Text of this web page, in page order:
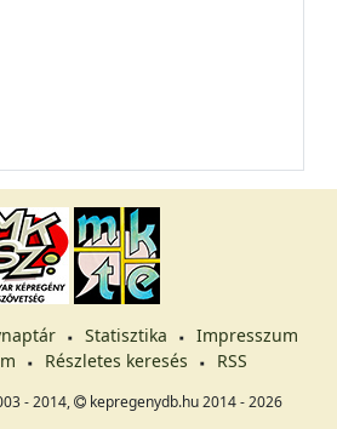
Statisztika
Impresszum
Részletes keresés RSS
- 2014, kepregenydb.hu 2014 - 2026